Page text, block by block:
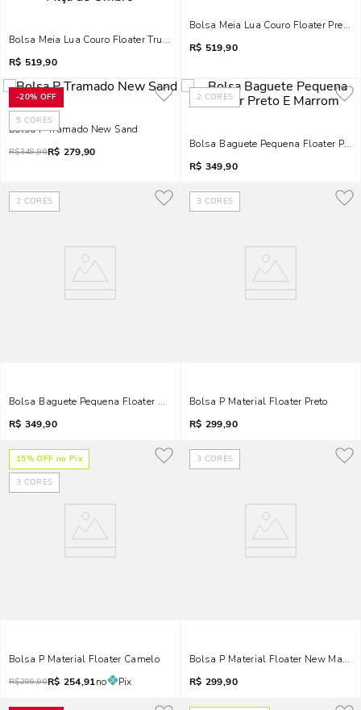
Bolsa Meia Lua Couro Floater True Blood Vermelha Alça De Ombro
R$ 519,90
Bolsa Meia Lua Couro Floater Preta
R$ 519,90
-20% OFF
5 CORES
Bolsa P Tramado New Sand
R$349,90R$ 279,90
2 CORES
Bolsa Baguete Pequena Floater
R$ 349,90
2 CORES
Bolsa Baguete Pequena Floater New Marfim
R$ 349,90
3 CORES
Bolsa P Material Floater Preto
R$ 299,90
15% OFF no Pix
3 CORES
Bolsa P Material Floater Camelo
R$299,90R$ 254,91no Pix
3 CORES
Bolsa P Material Floater New Marfim
R$ 299,90